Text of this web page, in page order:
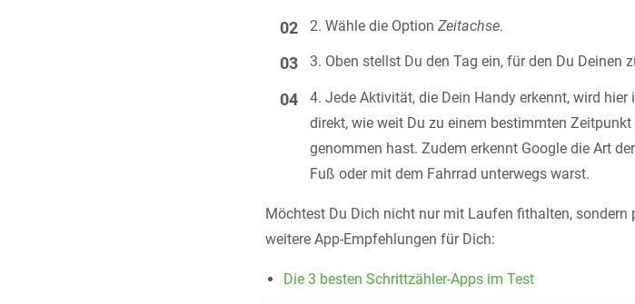
Wähle die OptionZeitachse.
Oben stellst Du den Tag ein, für den Du Deinen
Jede Aktivität, die Dein Handy erkennt, wird
direkt, wie weit Du zu einem bestimmten
genommen hast. Zudem erkennt Google die Art
Fuß oder mit dem Fahrrad unterwegs warst.
Möchtest Du Dich nicht nur mit Laufen fithalten,
weitere App-Empfehlungen für Dich:
Die 3 besten Schrittzähler-Apps im Test